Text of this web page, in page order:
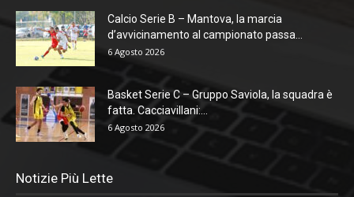
Calcio Serie B – Mantova, la marcia
d’avvicinamento al campionato passa...
6 Agosto 2026
Basket Serie C – Gruppo Saviola, la squadra è
fatta. Cacciavillani:...
6 Agosto 2026
Notizie Più Lette